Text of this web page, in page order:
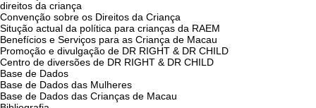
direitos da criança
Convenção sobre os Direitos da Criança
Situção actual da política para crianças da RAEM
Benefícios e Serviços para as Criança de Macau
Promoção e divulgação de DR RIGHT & DR CHILD
Centro de diversões de DR RIGHT & DR CHILD
Base de Dados
Base de Dados das Mulheres
Base de Dados das Crianças de Macau